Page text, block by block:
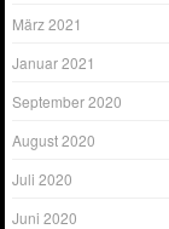
März 2021
Januar 2021
September 2020
August 2020
Juli 2020
Juni 2020